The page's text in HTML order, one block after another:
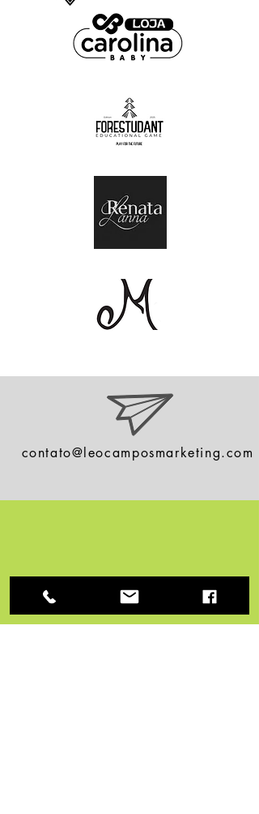
contato@leocamposmarketing.com
(32)98452 0458